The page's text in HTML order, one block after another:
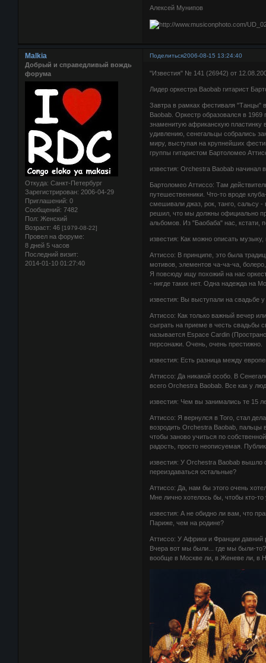
Алексей Мунипов
Поделиться2006-08-15 13:24:40
Malkia
Добрый и справедливый вождь
форума
Откуда: Санкт-Петербург
Зарегистрирован: 2006-04-29
Приглашений: 0
Сообщений: 7482
Пол: Женский
Возраст: 46 [1979-08-22]
Провел на форуме:
8 дней 5 часов
Последний визит:
2014-01-10 01:27:40
"Известия" № 141 (26942) от
Лидер оркестра Baobab гитарист
Завтра в рамках фестиваля "Танцы"
Baobab. Оркестр образовался в
знаменитую африканскую пластинку
удивлению, сенегальцы собрались
миру, выступая на крупнейших
группы гитаристом Бартоломео
известия: Orchestra Baobab начинал
Бартоломео Аттиссо: Там
путешественники. Что-то вроде
смешивали джаз, рок, танго, сальсу
решил, что мы должны официально
альбомов. Из "Баобаба" нас, кстати,
известия: Как можно описать
Аттиссо: В принципе, это была
мотивов, элементов ча-ча-ча,
Я повсюду ищу похожий на нас
- нигде таких нет. Одна надежда на
известия: Вы выступали на свадьбе
Аттиссо: Как только важный вечер
сыграть на приеме в честь свадьбы
называется Espace Cardin
персонажи. Очень, очень престижно.
известия: Есть разница между
Аттиссо: Да никакой особо. В
всего Orchestra Baobab. Все как у
известия: Чем вы занимались те 15
Аттиссо: Я вернулся в Того, стал
возродить Orchestra Baobab,
чтобы заново учиться по
радость, просто неописуемая.
известия: У Orchestra Baobab вышло
переиздаваться остальные?
Аттиссо: Да, нам бы этого очень
Мне лично хотелось бы, чтобы кто-
известия: А не обидно ли вам, что
Париже, чем на родине?
Аттиссо: У Африки и Франции давний
Вчера вот мы были... где мы были-
вообще в Москве ли, в Женеве ли, в